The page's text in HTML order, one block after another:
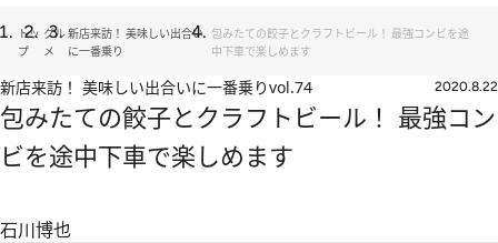
トッ
プ
グル
メ
新店来訪！ 美味しい出合い
に一番乗り
包みたての餃子とクラフトビール！ 最強コンビを途
中下車で楽しめます
新店来訪！ 美味しい出合いに一番乗りvol.74 2020.8.22
包みたての餃子とクラフトビール！ 最強コン
ビを途中下車で楽しめます
石川博也